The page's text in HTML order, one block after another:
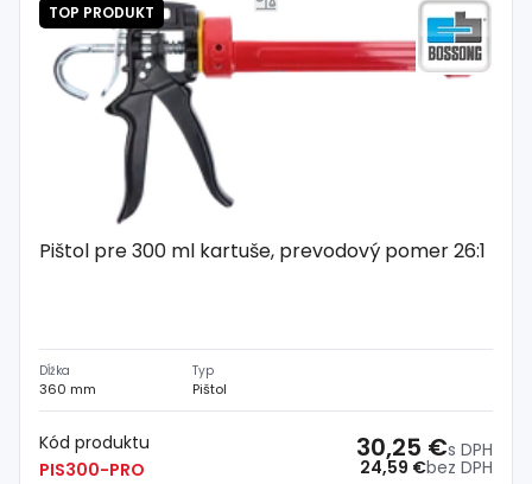
TOP PRODUKT
Pištol pre 300 ml kartuše, prevodový pomer 26:1
Dĺžka
360 mm
Typ
Pištol
Kód produktu
PIS300-PRO
24,59 €bez DPH
30,25 €s DPH